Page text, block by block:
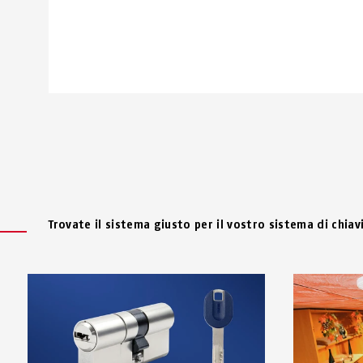
Trovate il sistema giusto per il vostro sistema di